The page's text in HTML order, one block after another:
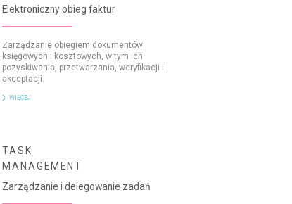
Elektroniczny obieg faktur
Zarządzanie obiegiem dokumentów
księgowych i kosztowych, w tym ich
pozyskiwania, przetwarzania, weryfikacji i
akceptacji.
WIĘCEJ
TASK
MANAGEMENT
Zarządzanie i delegowanie zadań